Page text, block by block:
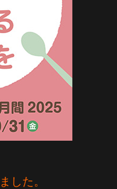
した。